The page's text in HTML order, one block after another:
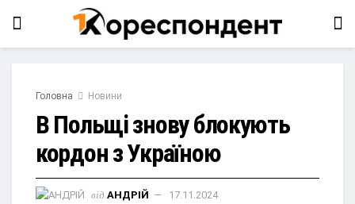
Головна Новини
В Польщі знову блокують
кордон з Україною
від АНДРІЙ 17.11.2024